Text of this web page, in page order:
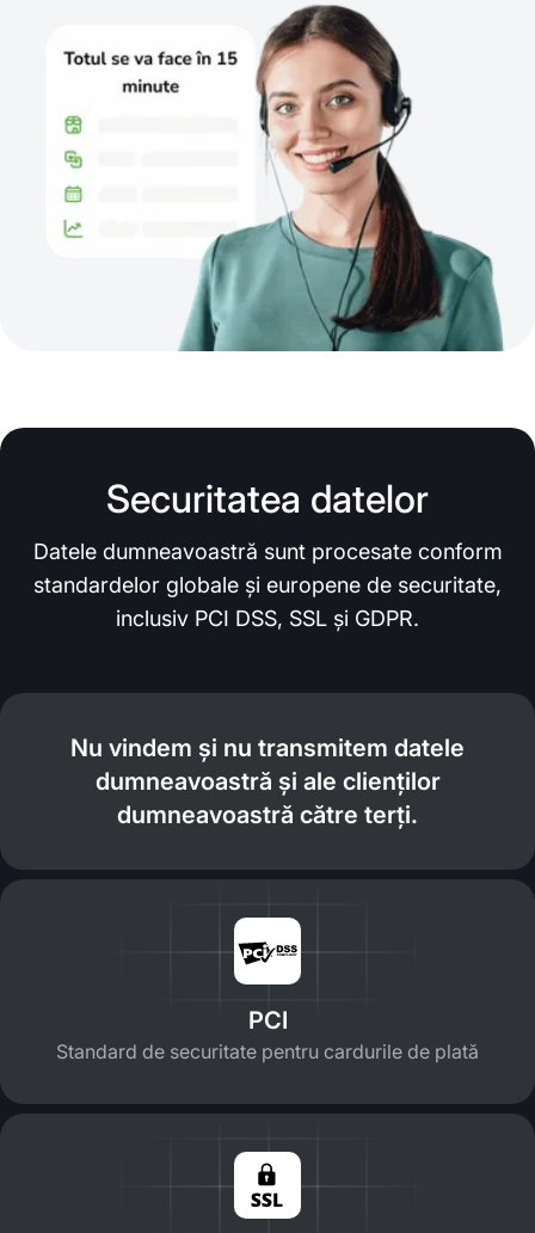
Securitatea datelor
Datele dumneavoastră sunt procesate conform
standardelor globale și europene de securitate,
inclusiv PCI DSS, SSL și GDPR.
Nu vindem și nu transmitem datele
dumneavoastră și ale clienților
dumneavoastră către terți.
PCI
Standard de securitate pentru cardurile de plată